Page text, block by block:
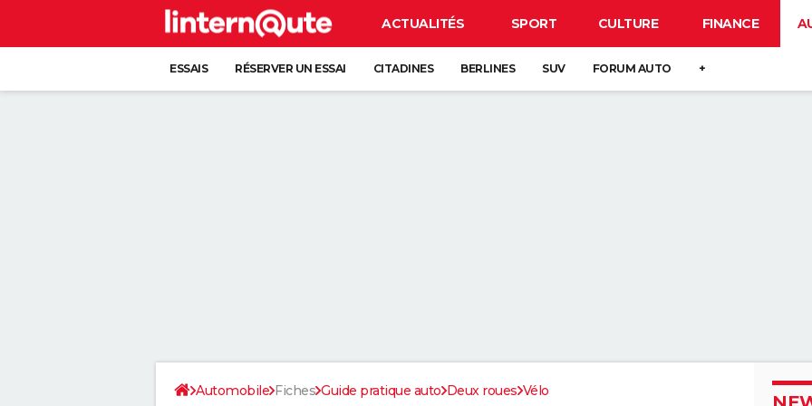
ACTUALITÉS SPORT CULTURE FINANCE
ESSAIS RÉSERVER UN ESSAI CITADINES BERLINES SUV FORUM AUTO +
Automobile Fiches Guide pratique auto Deux roues Vélo